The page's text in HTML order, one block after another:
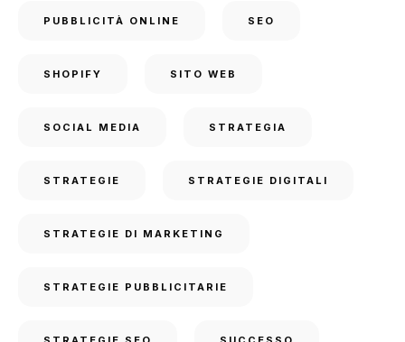
PUBBLICITÀ ONLINE SEO
SHOPIFY SITO WEB
SOCIAL MEDIA STRATEGIA
STRATEGIE STRATEGIE DIGITALI
STRATEGIE DI MARKETING
STRATEGIE PUBBLICITARIE